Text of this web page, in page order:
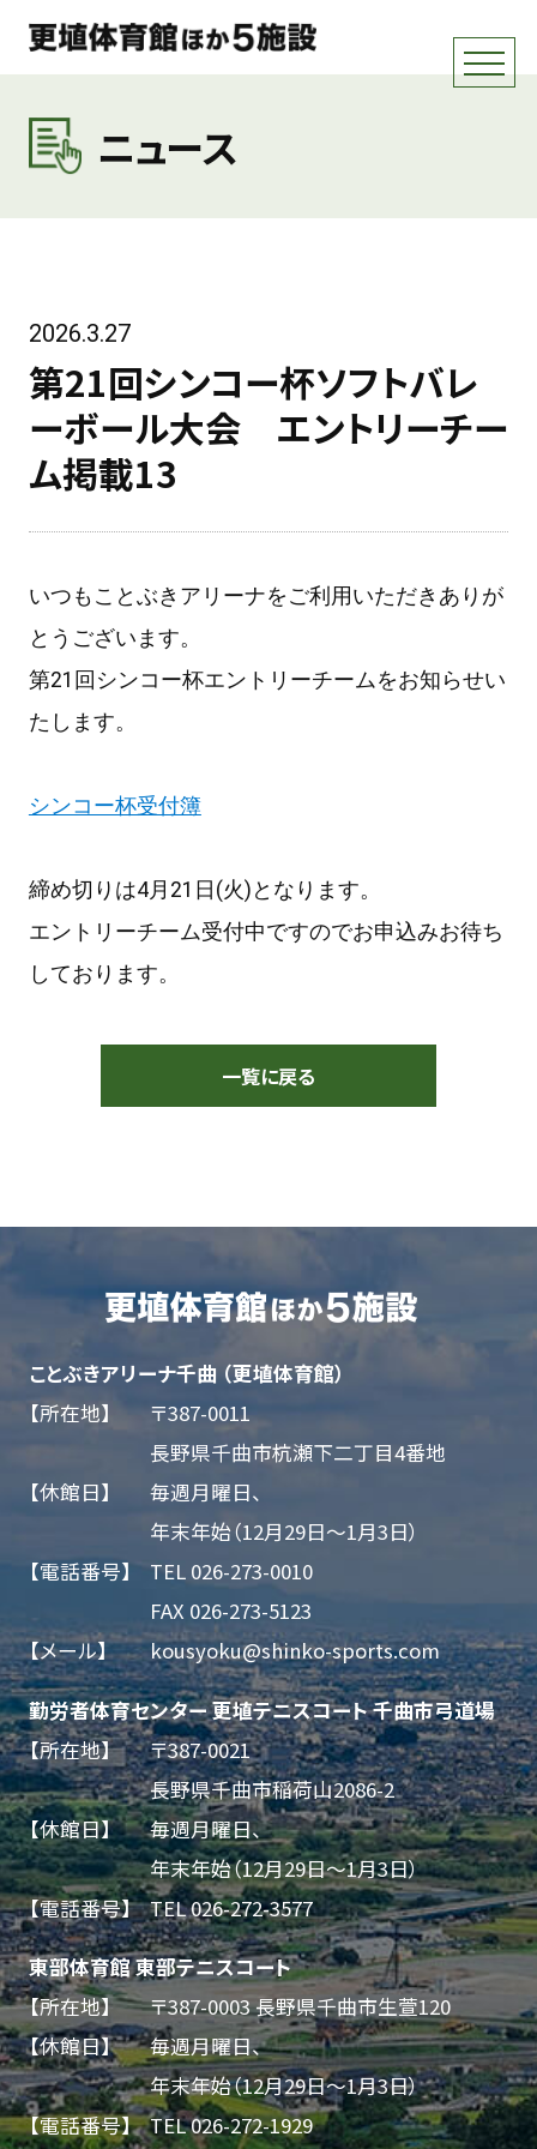
ニュース
2026.3.27
第21回シンコー杯ソフトバレ
ーボール大会 エントリーチー
ム掲載13
いつもことぶきアリーナをご利用いただきありが
とうございます。
第21回シンコー杯エントリーチームをお知らせい
たします。
シンコー杯受付簿
締め切りは4月21日(火)となります。
エントリーチーム受付中ですのでお申込みお待ち
しております。
一覧に戻る
ことぶきアリーナ千曲 （更埴体育館）
【所在地】
〒387-0011
長野県千曲市杭瀬下二丁目4番地
【休館日】
毎週月曜日、
年末年始（12月29日～1月3日）
【電話番号】
TEL 026-273-0010
FAX 026-273-5123
【メール】
kousyoku@shinko-sports.com
勤労者体育センター 更埴テニスコート 千曲市弓道場
【所在地】
〒387-0021
長野県千曲市稲荷山2086-2
【休館日】
毎週月曜日、
年末年始（12月29日～1月3日）
【電話番号】
TEL026-272-3577
東部体育館 東部テニスコート
【所在地】
〒387-0003 長野県千曲市生萱120
【休館日】
毎週月曜日、
年末年始（12月29日～1月3日）
【電話番号】
TEL026-272-1929